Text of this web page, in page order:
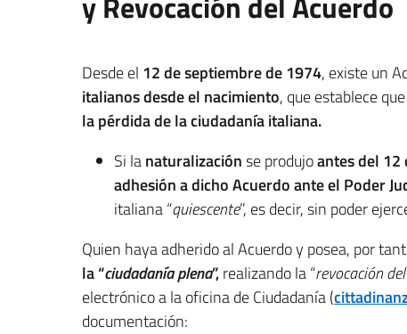
Desde el 12 de septiembre de 1974, existe un
italianos desde el nacimiento, que establece que
la pérdida de la ciudadanía italiana.
Si lanaturalizaciónse produjoantes del 12
adhesión a dicho Acuerdo ante el Poder
italiana “quiescente”, es decir, sin poder
Quien haya adherido al Acuerdo y posea, por
la “ciudadanía plena”,realizando la “revocación
electrónico a la oficina de Ciudadanía (
documentación: